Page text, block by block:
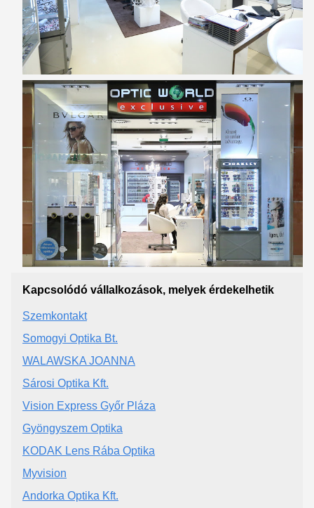
Kapcsolódó vállalkozások, melyek érdekelhetik
Szemkontakt
Somogyi Optika Bt.
WALAWSKA JOANNA
Sárosi Optika Kft.
Vision Express Győr Pláza
Gyöngyszem Optika
KODAK Lens Rába Optika
Myvision
Andorka Optika Kft.